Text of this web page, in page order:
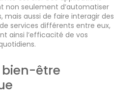
non seulement d’automatiser
mais aussi de faire interagir des
services différents entre eux,
ainsi l’efficacité de vos
être